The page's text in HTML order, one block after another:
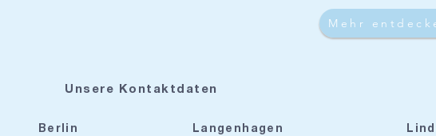
Mehr
Unsere Kontaktdaten
Berlin
Langenhagen